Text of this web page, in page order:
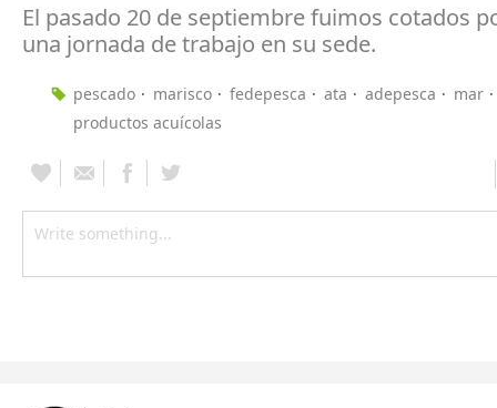
El pasado 20 de septiembre fuimos cotados
una jornada de trabajo en su sede.
pescado marisco fedepesca ata adepesca
mar
productos acuícolas